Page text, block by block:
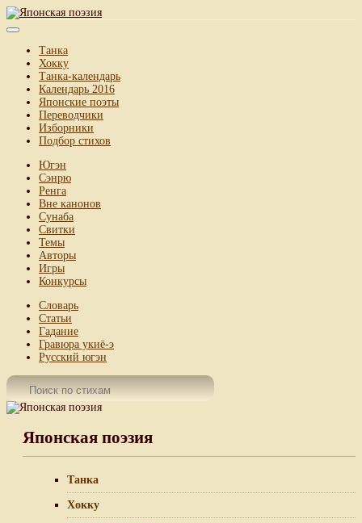
Танка
Хокку
Танка-календарь
Календарь 2016
Японские поэты
Переводчики
Изборники
Подбор стихов
Югэн
Сэнрю
Ренга
Вне канонов
Сунаба
Свитки
Темы
Авторы
Игры
Конкурсы
Словарь
Статьи
Гадание
Гравюра укиё-э
Русский югэн
Японская поэзия
Танка
Хокку